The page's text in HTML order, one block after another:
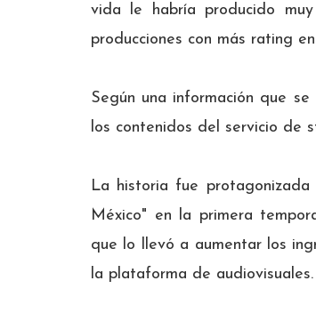
vida le habría producido
producciones con más rating
Según una información que
los contenidos del servicio de
La historia fue
México" en la primera
que lo llevó a aumentar los
la plataforma de audiovisuales.